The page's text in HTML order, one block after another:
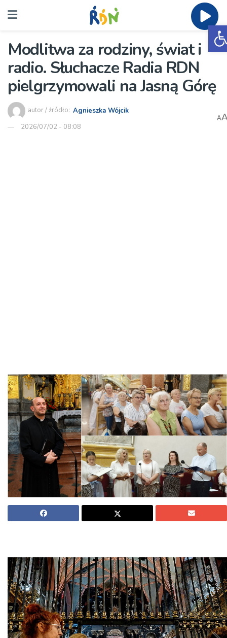
Modlitwa za rodziny, świat i
radio. Słuchacze Radia RDN
pielgrzymowali na Jasną Górę
autor / źródło: Agnieszka Wójcik
2026/07/02 - 08:08
A